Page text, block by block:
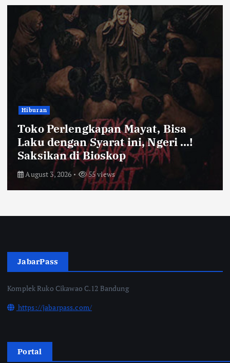
Bandung Raya
Farhan Pastikan Pasokan Pangan
Kota Bandung Aman Meski Harga
Ayam dan Timun Naik
July 31, 2026 60 views
JabarPass
Komplek Ruko Cikawao C.12 Bandung
https://jabarpass.com/
Portal